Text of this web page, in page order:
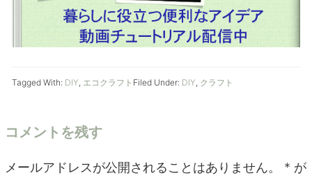
Filed Under: DIY, クラフト
Tagged With: DIY, エコクラフト
コメントを残す
メールアドレスが公開されることはありません。 * が